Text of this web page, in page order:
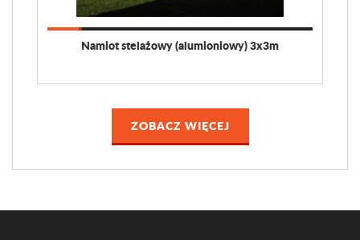
Namiot stelażowy (alumioniowy) 3x3m
ZOBACZ WIĘCEJ